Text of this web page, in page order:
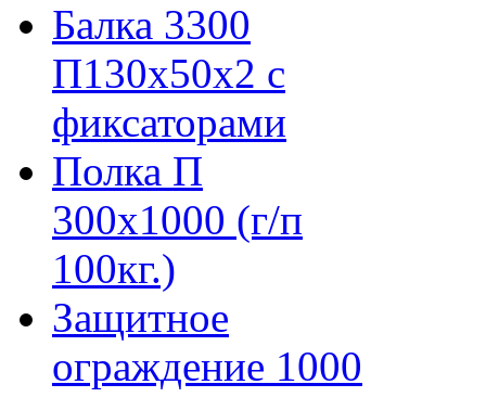
Балка 3300
П130х50х2 с
фиксаторами
Полка П
300х1000 (г/п
100кг.)
Защитное
ограждение 1000